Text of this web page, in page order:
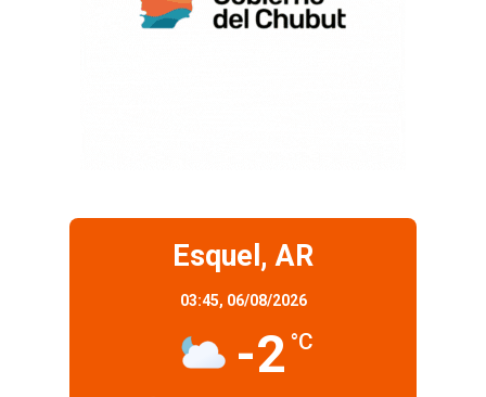
Esquel, AR
03:45, 06/08/2026
-2 °C